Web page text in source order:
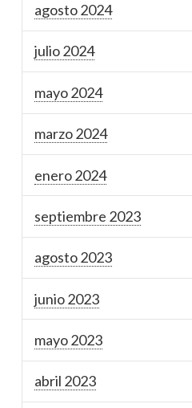
agosto 2024
julio 2024
mayo 2024
marzo 2024
enero 2024
septiembre 2023
agosto 2023
junio 2023
mayo 2023
abril 2023